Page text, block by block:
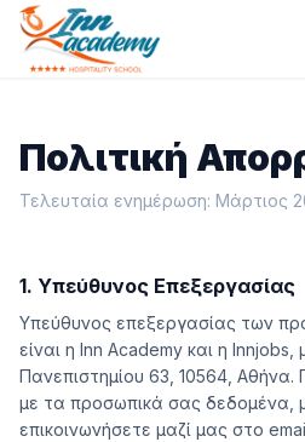
Πολιτική
Τελευταία ενημέρωση: Μάρτιος
1. Υπεύθυνος Επεξεργασίας
Υπεύθυνος επεξεργασίας των
είναι η Inn Academy και η
Πανεπιστημίου 63, 10564, Αθήνα.
με τα προσωπικά σας δεδομένα,
επικοινωνήσετε μαζί μας στο